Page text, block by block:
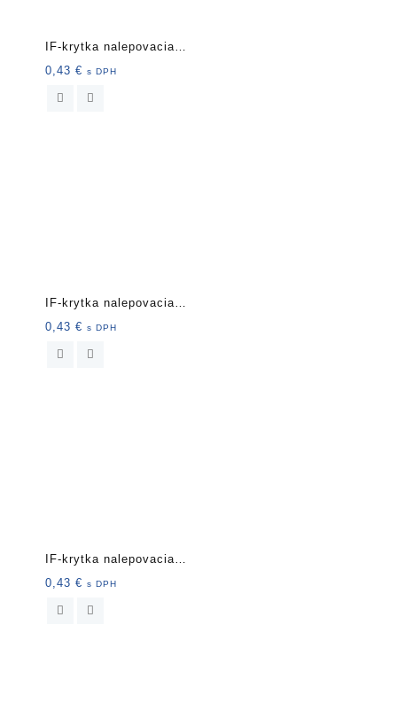
IF-krytka nalepovacia
13mm 20 ks 40041 d
0,43 € s DPH
IF-krytka nalepovacia
13mm 20 ks 6078 or
0,43 € s DPH
IF-krytka nalepovacia
13mm 20 ks 9876 sl
0,43 € s DPH